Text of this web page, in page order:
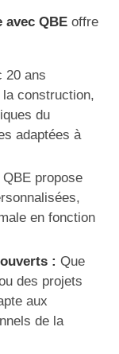
avec QBEoffre
20 ans
construction,
du
adaptées à
QBE propose
en fonction
: Que
des projets
aux
de la